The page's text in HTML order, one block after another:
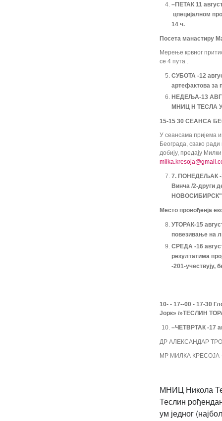
–ПЕТАК 11
цпецијалном
14 ч.
Посета манастиру
Мерење крвног
се 4 пута .
СУБОТА -12
артефактова за
НЕДЕЉА-13
МНИЦ Н ТЕСЛА
15-15 30 СЕАНСА
У сеансама пријема
Београда, свако
добију, предају
7. ПОНЕДЕЉАК -
Винча /2-други
НОВОСИБИРСК"
Место провођенја
УТОРАК-15
повезивање на
СРЕДА -16
резултатима
-201-учествују,
10- - 17--00 - 17-30
Јорк» /»ТЕСЛИН
–ЧЕТВРТАК -17
ДР АЛЕКСАНДАР
МР МИЛКА
МНИЦ Никола
Теслин
ум једног